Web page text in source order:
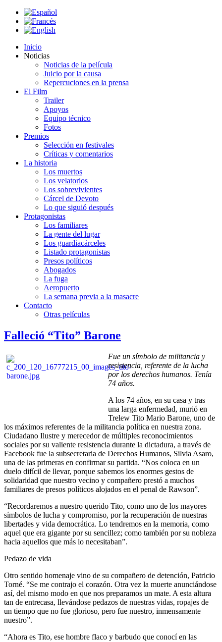
Inicio
Noticias
Noticias de la película
Juicio por la causa
Repercuciones en la prensa
El Film
Trailer
Apoyos
Equipo técnico
Fotos
Premios
Selección en festivales
Críticas y comentarios
La historia
Los muertos
Los velatorios
Los sobrevivientes
Cárcel de Devoto
Lo que siguió después
Protagonistas
Los familiares
La gente del lugar
Los guardiacárceles
Listado protagonistas
Presos políticos
Abogados
La fuga
Aeropuerto
La semana previa a la masacre
Contacto
Otras películas
Falleció “Tito” Barone
Fue un símbolo de militancia y
resistencia, referente de la lucha
por los derechos humanos. Tenía
74 años.
A los 74 años, en su casa y tras
una larga enfermedad, murió en
Trelew Tito Mario Barone, uno de
los máximos referentes de la militancia política en nuestra zona.
Ciudadano Ilustre y merecedor de múltiples reconocimientos
sociales por su valiente resistencia durante la dictadura, a través de
Facebook fue la subsecretaria de Derechos Humanos, Silvia Asaro,
una de las primeras en confirmar su partida. “Nos coloca en un
duelo difícil de llevar, porque sabemos los enormes gestos de
solidaridad que nuestro vecino y compañero prestó a muchos
familiares de presos políticos alojados en el penal de Rawson”.
“Recordaremos a nuestro querido Tito, como uno de los mayores
símbolos de lucha y compromiso, por la recuperación de nuestras
libertades y vida democrática. Lo tendremos en la memoria, como
aquel que era gigante por su sencillez; como también por su nobleza
hacia aquellos que más lo necesitaban”.
Pedazo de vida
Otro sentido homenaje vino de su compañero de detención, Patricio
Torné. “Se me contrajo el corazón. Otra vez la muerte anunciándose
así, del mismo modo en que nos preparamos un mate. A esta altura
tan de entrecasa, llevándose pedazos de nuestras vidas, ropajes de
un tiempo que no fue glorioso, pero fue nuestro, inmensamente
nuestro”.
“Ahora es Tito, ese hombre flaco y barbudo que conocí en las